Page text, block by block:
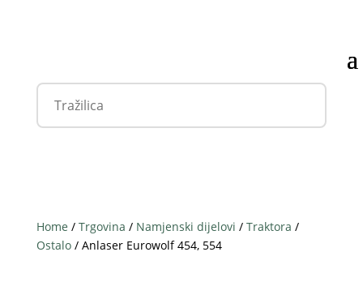
Home / Trgovina / Namjenski dijelovi / Traktora /
Ostalo/ Anlaser Eurowolf 454, 554